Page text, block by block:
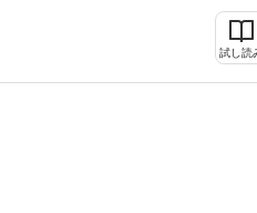
試し読